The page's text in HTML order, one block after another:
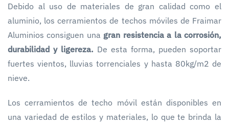
Debido al uso de materiales de gran calidad como el
aluminio, los cerramientos de techos móviles de Fraimar
Aluminios consiguen una gran resistencia a la corrosión,
durabilidad y ligereza. De esta forma, pueden soportar
fuertes vientos, lluvias torrenciales y hasta 80kg/m2 de
nieve.
Los cerramientos de techo móvil están disponibles en
una variedad de estilos y materiales, lo que te brinda la